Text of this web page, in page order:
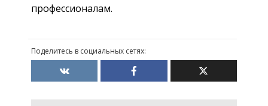
профессионалам.
Поделитесь в социальных сетях: